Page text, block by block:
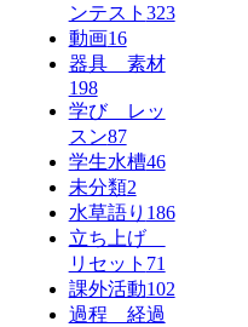
ンテスト 323
動画16
器具 素材
198
学び レッ
スン87
学生水槽46
未分類2
水草語り 186
立ち上げ
リセット 71
課外活動102
過程 経過